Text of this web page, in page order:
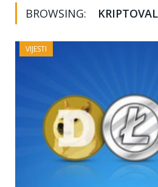
BROWSING:
VIJESTI